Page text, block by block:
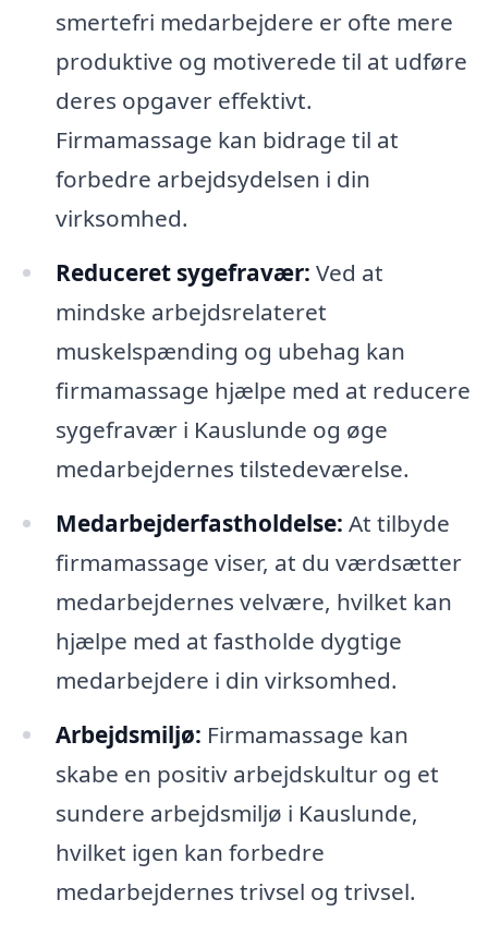
smertefri medarbejdere er ofte mere
produktive og motiverede til at udføre
deres opgaver effektivt.
Firmamassage kan bidrage til at
forbedre arbejdsydelsen i din
virksomhed.
Reduceret sygefravær: Ved at
mindske arbejdsrelateret
muskelspænding og ubehag kan
firmamassage hjælpe med at reducere
sygefravær i Kauslunde og øge
medarbejdernes tilstedeværelse.
Medarbejderfastholdelse: At tilbyde
firmamassage viser, at du værdsætter
medarbejdernes velvære, hvilket kan
hjælpe med at fastholde dygtige
medarbejdere i din virksomhed.
Arbejdsmiljø: Firmamassage kan
skabe en positiv arbejdskultur og et
sundere arbejdsmiljø i Kauslunde,
hvilket igen kan forbedre
medarbejdernes trivsel og trivsel.